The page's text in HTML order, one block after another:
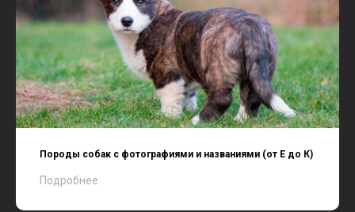
Породы собак с фотографиями и названиями (от Е до К)
Подробнее